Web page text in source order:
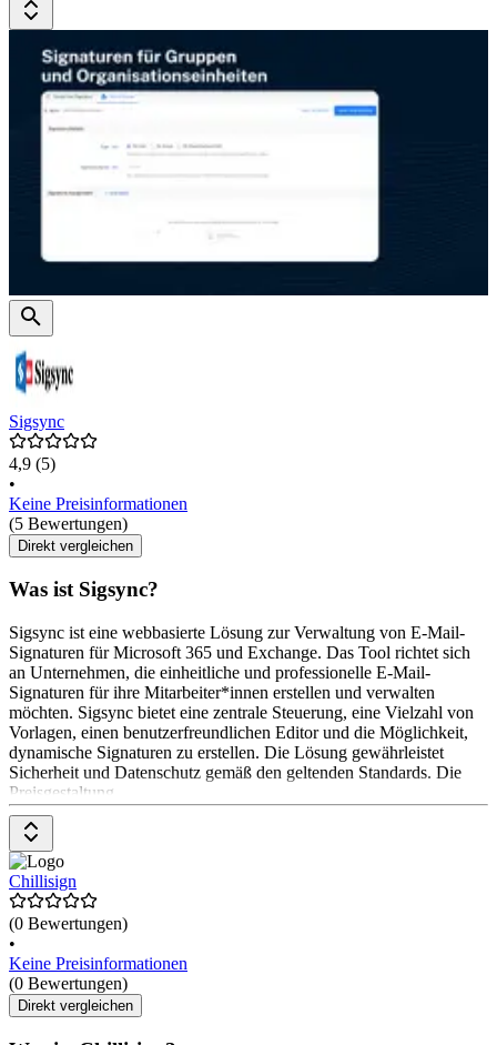
Sigsync
4,9 (5)
•
Keine Preisinformationen
(5 Bewertungen)
Direkt vergleichen
Was ist Sigsync?
Sigsync ist eine webbasierte Lösung zur Verwaltung von E-Mail-
Signaturen für Microsoft 365 und Exchange. Das Tool richtet sich
an Unternehmen, die einheitliche und professionelle E-Mail-
Signaturen für ihre Mitarbeiter*innen erstellen und verwalten
möchten. Sigsync bietet eine zentrale Steuerung, eine Vielzahl von
Vorlagen, einen benutzerfreundlichen Editor und die Möglichkeit,
dynamische Signaturen zu erstellen. Die Lösung gewährleistet
Sicherheit und Datenschutz gemäß den geltenden Standards. Die
Preisgestaltung
Chillisign
(0 Bewertungen)
•
Keine Preisinformationen
(0 Bewertungen)
Direkt vergleichen